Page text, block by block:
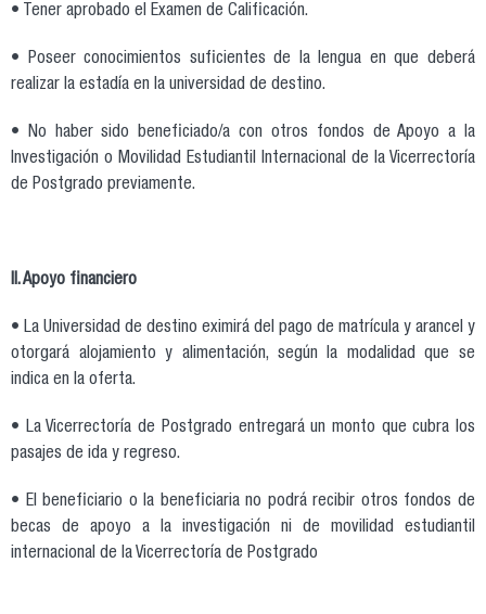
• Tener aprobado el Examen de Calificación.
• Poseer conocimientos suficientes de la lengua en que deberá
realizar la estadía en la universidad de destino.
• No haber sido beneficiado/a con otros fondos de Apoyo a la
Investigación o Movilidad Estudiantil Internacional de la Vicerrectoría
de Postgrado previamente.
II. Apoyo financiero
• La Universidad de destino eximirá del pago de matrícula y arancel y
otorgará alojamiento y alimentación, según la modalidad que se
indica en la oferta.
• La Vicerrectoría de Postgrado entregará un monto que cubra los
pasajes de ida y regreso.
• El beneficiario o la beneficiaria no podrá recibir otros fondos de
becas de apoyo a la investigación ni de movilidad estudiantil
internacional de la Vicerrectoría de Postgrado